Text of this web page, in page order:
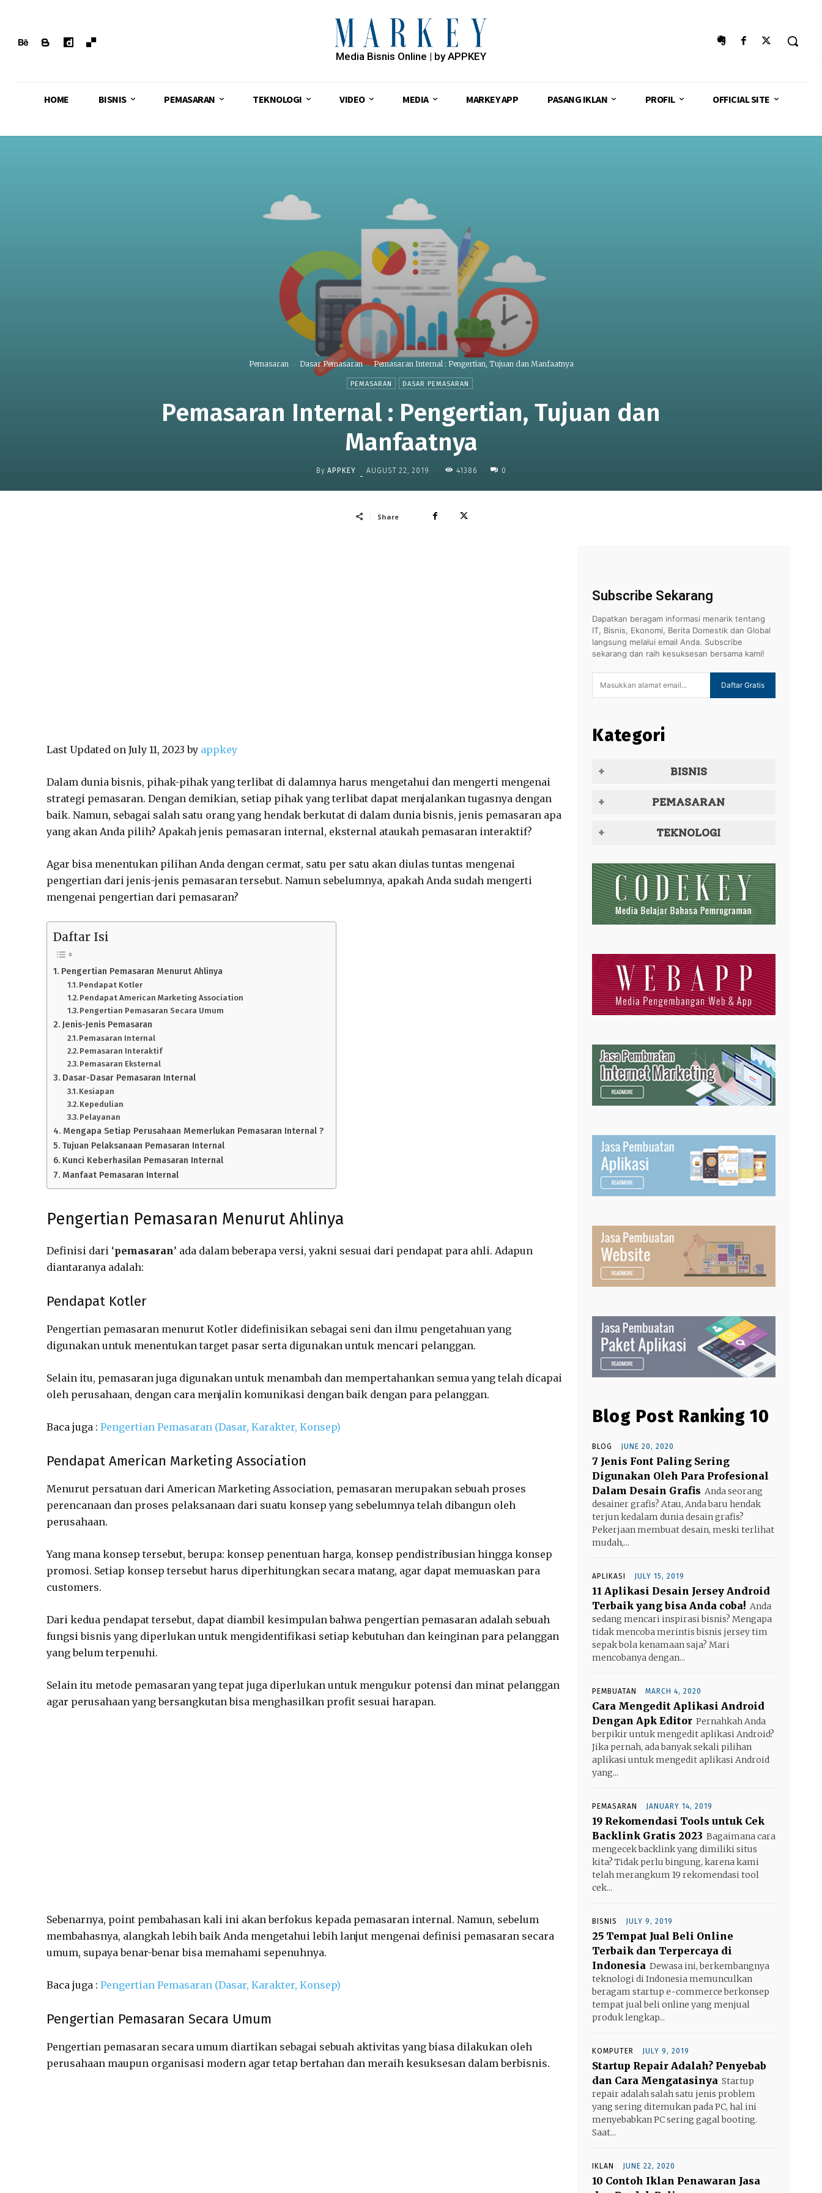
Media Bisnis Online | by APPKEY
HOME BISNIS PEMASARAN TEKNOLOGI VIDEO MEDIA MARKEY APP PASANG IKLAN PROFIL OFFICIAL SITE
Pemasaran Dasar Pemasaran Pemasaran Internal : Pengertian, Tujuan dan Manfaatnya
PEMASARAN DASAR PEMASARAN
Pemasaran Internal : Pengertian, Tujuan dan
Manfaatnya
By APPKEY - AUGUST 22, 2019 41386 0
Share
Last Updated on July 11, 2023 by appkey
Dalam dunia bisnis, pihak-pihak yang terlibat di dalamnya harus mengetahui dan mengerti mengenai
strategi pemasaran. Dengan demikian, setiap pihak yang terlibat dapat menjalankan tugasnya dengan
baik. Namun, sebagai salah satu orang yang hendak berkutat di dalam dunia bisnis, jenis pemasaran apa
yang akan Anda pilih? Apakah jenis pemasaran internal, eksternal ataukah pemasaran interaktif?
Agar bisa menentukan pilihan Anda dengan cermat, satu per satu akan diulas tuntas mengenai
pengertian dari jenis-jenis pemasaran tersebut. Namun sebelumnya, apakah Anda sudah mengerti
mengenai pengertian dari pemasaran?
Daftar Isi
Pengertian Pemasaran Menurut Ahlinya
Pendapat Kotler
Pendapat American Marketing Association
Pengertian Pemasaran Secara Umum
Jenis-Jenis Pemasaran
Pemasaran Internal
Pemasaran Interaktif
Pemasaran Eksternal
Dasar-Dasar Pemasaran Internal
Kesiapan
Kepedulian
Pelayanan
Mengapa Setiap Perusahaan Memerlukan Pemasaran Internal ?
Tujuan Pelaksanaan Pemasaran Internal
Kunci Keberhasilan Pemasaran Internal
Manfaat Pemasaran Internal
Pengertian Pemasaran Menurut Ahlinya
Definisi dari ‘pemasaran’ ada dalam beberapa versi, yakni sesuai dari pendapat para ahli. Adapun
diantaranya adalah:
Pendapat Kotler
Pengertian pemasaran menurut Kotler didefinisikan sebagai seni dan ilmu pengetahuan yang
digunakan untuk menentukan target pasar serta digunakan untuk mencari pelanggan.
Selain itu, pemasaran juga digunakan untuk menambah dan mempertahankan semua yang telah dicapai
oleh perusahaan, dengan cara menjalin komunikasi dengan baik dengan para pelanggan.
Baca juga : Pengertian Pemasaran (Dasar, Karakter, Konsep)
Pendapat American Marketing Association
Menurut persatuan dari American Marketing Association, pemasaran merupakan sebuah proses
perencanaan dan proses pelaksanaan dari suatu konsep yang sebelumnya telah dibangun oleh
perusahaan.
Yang mana konsep tersebut, berupa: konsep penentuan harga, konsep pendistribusian hingga konsep
promosi. Setiap konsep tersebut harus diperhitungkan secara matang, agar dapat memuaskan para
customers.
Dari kedua pendapat tersebut, dapat diambil kesimpulan bahwa pengertian pemasaran adalah sebuah
fungsi bisnis yang diperlukan untuk mengidentifikasi setiap kebutuhan dan keinginan para pelanggan
yang belum terpenuhi.
Selain itu metode pemasaran yang tepat juga diperlukan untuk mengukur potensi dan minat pelanggan
agar perusahaan yang bersangkutan bisa menghasilkan profit sesuai harapan.
Sebenarnya, point pembahasan kali ini akan berfokus kepada pemasaran internal. Namun, sebelum
membahasnya, alangkah lebih baik Anda mengetahui lebih lanjut mengenai definisi pemasaran secara
umum, supaya benar-benar bisa memahami sepenuhnya.
Baca juga : Pengertian Pemasaran (Dasar, Karakter, Konsep)
Pengertian Pemasaran Secara Umum
Pengertian pemasaran secara umum diartikan sebagai sebuah aktivitas yang biasa dilakukan oleh
perusahaan maupun organisasi modern agar tetap bertahan dan meraih kesuksesan dalam berbisnis.
Subscribe Sekarang
Dapatkan beragam informasi menarik tentang
IT, Bisnis, Ekonomi, Berita Domestik dan Global
langsung melalui email Anda. Subscribe
sekarang dan raih kesuksesan bersama kami!
Daftar Gratis
Kategori
BISNIS
PEMASARAN
TEKNOLOGI
Blog Post Ranking 10
BLOG JUNE 20, 2020
7 Jenis Font Paling Sering
Digunakan Oleh Para Profesional
Dalam Desain Grafis Anda seorang
desainer grafis? Atau, Anda baru hendak
terjun kedalam dunia desain grafis?
Pekerjaan membuat desain, meski terlihat
mudah,...
APLIKASI JULY 15, 2019
11 Aplikasi Desain Jersey Android
Terbaik yang bisa Anda coba! Anda
sedang mencari inspirasi bisnis? Mengapa
tidak mencoba merintis bisnis jersey tim
sepak bola kenamaan saja? Mari
mencobanya dengan...
PEMBUATAN MARCH 4, 2020
Cara Mengedit Aplikasi Android
Dengan Apk Editor Pernahkah Anda
berpikir untuk mengedit aplikasi Android?
Jika pernah, ada banyak sekali pilihan
aplikasi untuk mengedit aplikasi Android
yang...
PEMASARAN JANUARY 14, 2019
19 Rekomendasi Tools untuk Cek
Backlink Gratis 2023 Bagaimana cara
mengecek backlink yang dimiliki situs
kita? Tidak perlu bingung, karena kami
telah merangkum 19 rekomendasi tool
cek...
BISNIS JULY 9, 2019
25 Tempat Jual Beli Online
Terbaik dan Terpercaya di
Indonesia Dewasa ini, berkembangnya
teknologi di Indonesia memunculkan
beragam startup e-commerce berkonsep
tempat jual beli online yang menjual
produk lengkap...
KOMPUTER JULY 9, 2019
Startup Repair Adalah? Penyebab
dan Cara Mengatasinya Startup
repair adalah salah satu jenis problem
yang sering ditemukan pada PC, hal ini
menyebabkan PC sering gagal booting.
Saat...
IKLAN JUNE 22, 2020
10 Contoh Iklan Penawaran Jasa